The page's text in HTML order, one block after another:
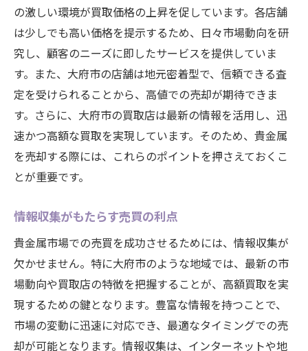
の激しい環境が買取価格の上昇を促しています。各店舗
は少しでも高い価格を提示するため、日々市場動向を研
究し、顧客のニーズに即したサービスを提供していま
す。また、大府市の店舗は地元密着型で、信頼できる査
定を受けられることから、高値での売却が期待できま
す。さらに、大府市の買取店は最新の情報を活用し、迅
速かつ高額な買取を実現しています。そのため、貴金属
を売却する際には、これらのポイントを押さえておくこ
とが重要です。
情報収集がもたらす売買の利点
貴金属市場での売買を成功させるためには、情報収集が
欠かせません。特に大府市のような地域では、最新の市
場動向や買取店の特徴を把握することが、高額買取を実
現するための鍵となります。豊富な情報を持つことで、
市場の変動に迅速に対応でき、最適なタイミングでの売
却が可能となります。情報収集は、インターネットや地